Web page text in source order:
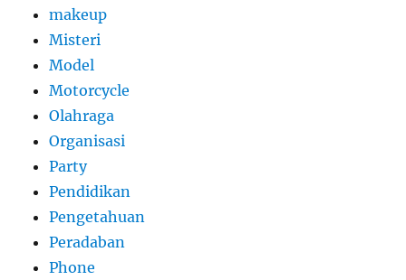
makeup
Misteri
Model
Motorcycle
Olahraga
Organisasi
Party
Pendidikan
Pengetahuan
Peradaban
Phone